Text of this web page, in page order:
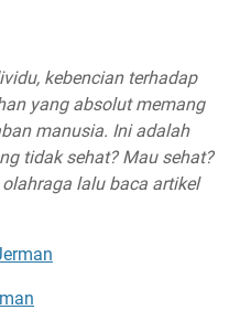
kebencian terhadap
yang absolut memang
manusia. Ini adalah
tidak sehat? Mau sehat?
lalu baca artikel